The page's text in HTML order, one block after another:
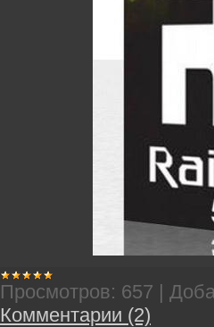
Просмотров: 657 |
Комментарии (2)